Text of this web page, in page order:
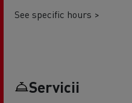
See specific hours >
Servicii